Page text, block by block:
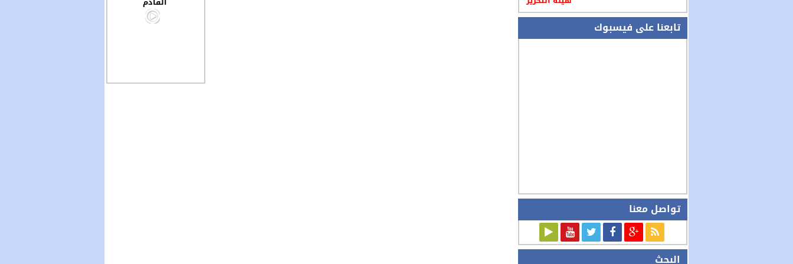
تابعنا على فيسبوك
تواصل معنا
البحث